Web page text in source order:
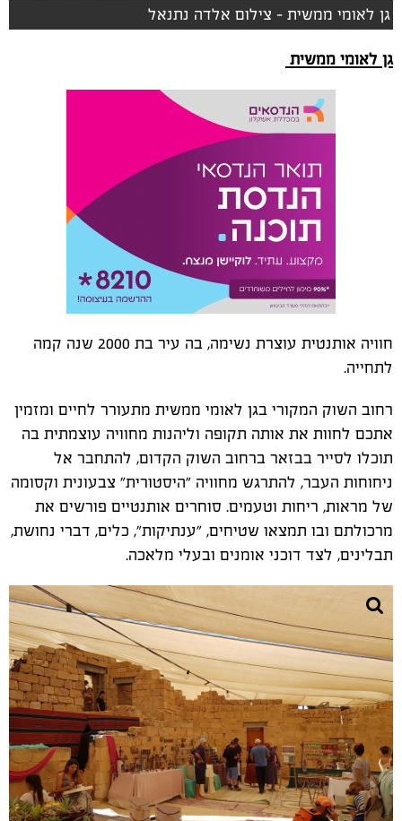
גן לאומי ממשית - צילום אלדה נתנאל
גן לאומי ממשית
חוויה אותנטית עוצרת נשימה, בה עיר בת 2000 שנה קמה
לתחייה.
רחוב השוק המקורי בגן לאומי ממשית מתעורר לחיים ומזמין
אתכם לחוות את אותה תקופה וליהנות מחוויה עוצמתית בה
תוכלו לסייר בבזאר ברחוב השוק הקדום, להתחבר אל
ניחוחות העבר, להתרגש מחוויה "היסטורית" צבעונית וקסומה
של מראות, ריחות וטעמים. סוחרים אותנטיים פורשים את
מרכולתם ובו תמצאו שטיחים, "ענתיקות", כלים, דברי נחושת,
תבלינים, לצד דוכני אומנים ובעלי מלאכה.